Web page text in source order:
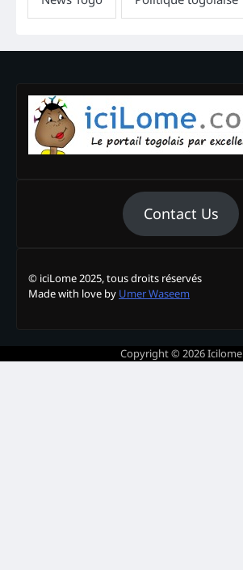
Contact Us
© iciLome 2025, tous droits réservés
Made with love by Umer Waseem
Copyright © 2026Icilome